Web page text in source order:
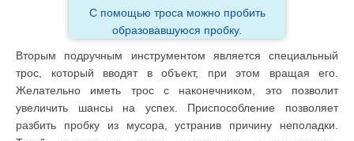
С помощью троса можно пробить
образовавшуюся пробку.
Вторым подручным инструментом является специальный
трос, который вводят в объект, при этом вращая его.
Желательно иметь трос с наконечником, это позволит
увеличить шансы на успех. Приспособление позволяет
разбить пробку из мусора, устранив причину неполадки.